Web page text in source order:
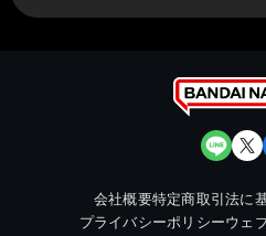
会社概要特定商取引法に
プライバシーポリシーウェ